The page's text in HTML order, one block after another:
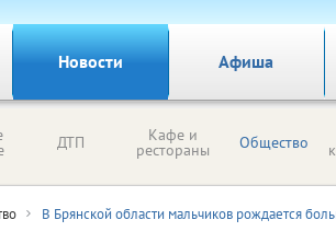
Новости Афиша
ДТП Кафе и
рестораны Общество
В Брянской области мальчиков рождается